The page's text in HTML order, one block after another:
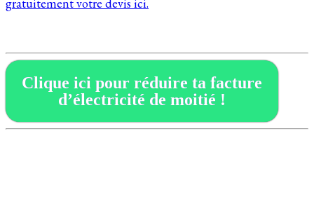
gratuitement votre devis ici.
Clique ici pour réduire ta facture
d’électricité de moitié !